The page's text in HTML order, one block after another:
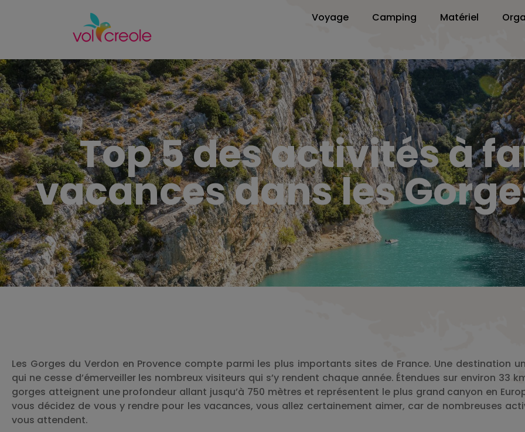
Voyage Camping Matériel
Top 5 des activités à
vacances dans les
Les Gorges du Verdon en Provence compte parmi les plus importants sites de France. Une destination
qui ne cesse d’émerveiller les nombreux visiteurs qui s’y rendent chaque année. Étendues sur environ 33
gorges atteignent une profondeur allant jusqu’à 750 mètres et représentent le plus grand canyon en
vous décidez de vous y rendre pour les vacances, vous allez certainement aimer, car de nombreuses
vous attendent.